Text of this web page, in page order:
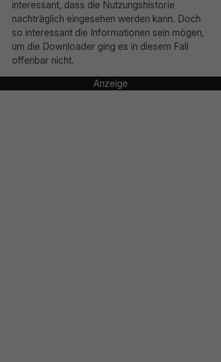
interessant, dass die Nutzungshistorie
nachträglich eingesehen werden kann. Doch
so interessant die Informationen sein mögen,
um die Downloader ging es in diesem Fall
offenbar nicht.